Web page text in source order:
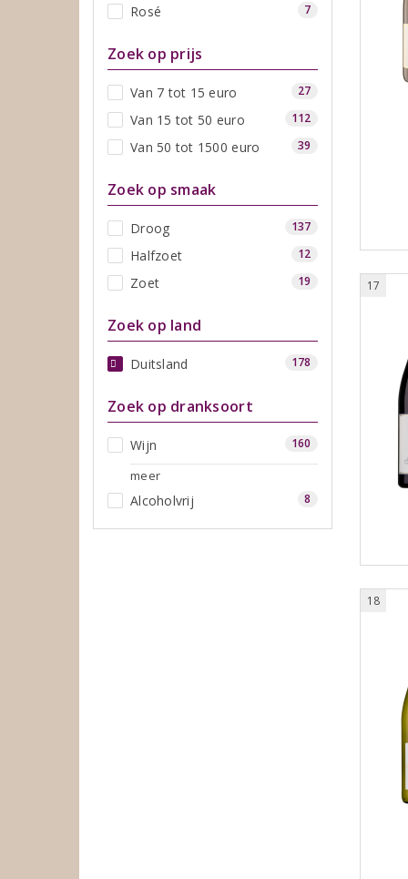
Rosé 7
Zoek op prijs
Van 7 tot 15 euro 27
Van 15 tot 50 euro 112
Van 50 tot 1500 euro 39
Zoek op smaak
Droog 137
Halfzoet 12
Zoet 19
Zoek op land
Duitsland 178
Zoek op dranksoort
Wijn 160
meer
Alcoholvrij 8
17
18